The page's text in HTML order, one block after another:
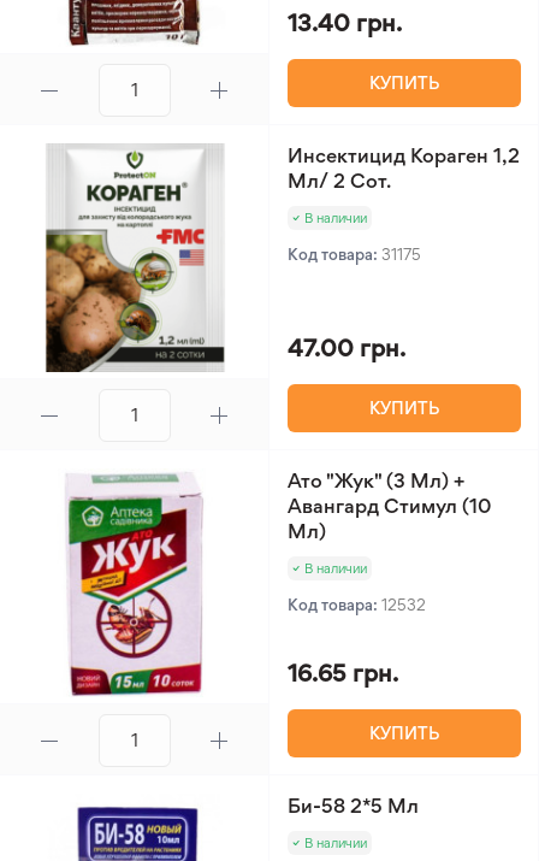
13.40 грн.
КУПИТЬ
Инсектицид Кораген 1,2
Мл/ 2 Сот.
В наличии
Код товара: 31175
47.00 грн.
КУПИТЬ
Ато "Жук" (3 Мл) +
Авангард Стимул (10
Мл)
В наличии
Код товара: 12532
16.65 грн.
КУПИТЬ
Би-58 2*5 Мл
В наличии